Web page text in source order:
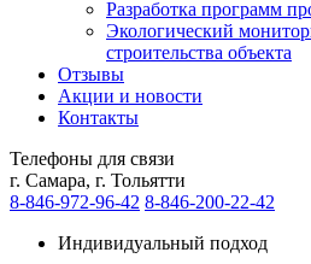
Разработка программ
Экологический
строительства объекта
Отзывы
Акции и новости
Контакты
Телефоны для связи
г. Самара, г. Тольятти
8-846-972-96-42 8-846-200-22-42
Индивидуальный подход